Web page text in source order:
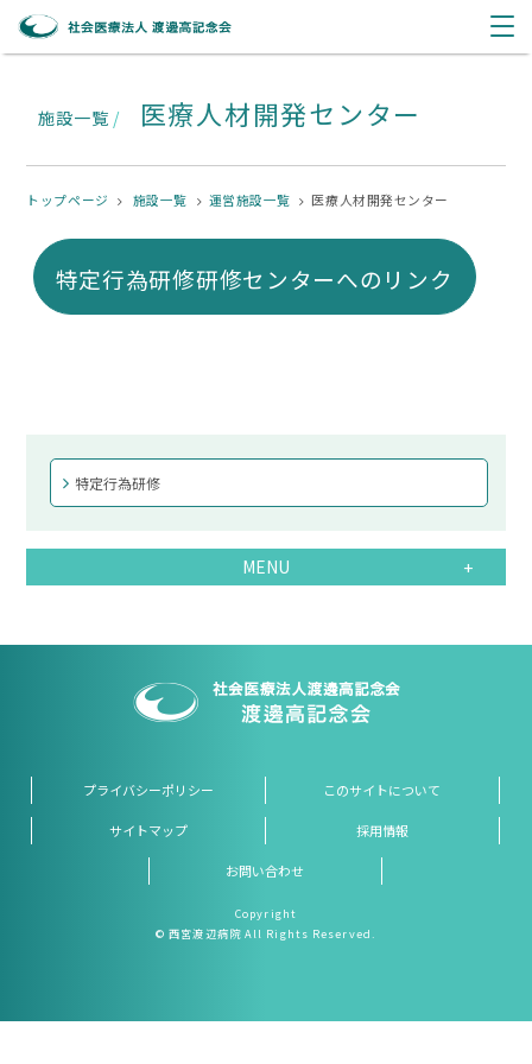
施設一覧 / 医療人材開発センター
トップページ 施設一覧 運営施設一覧 医療人材開発センター
特定行為研修研修センターへのリンク
特定行為研修
MENU
プライバシーポリシー このサイトについて
サイトマップ 採用情報
お問い合わせ
Copyright
© 西宮渡辺病院 All Rights Reserved.